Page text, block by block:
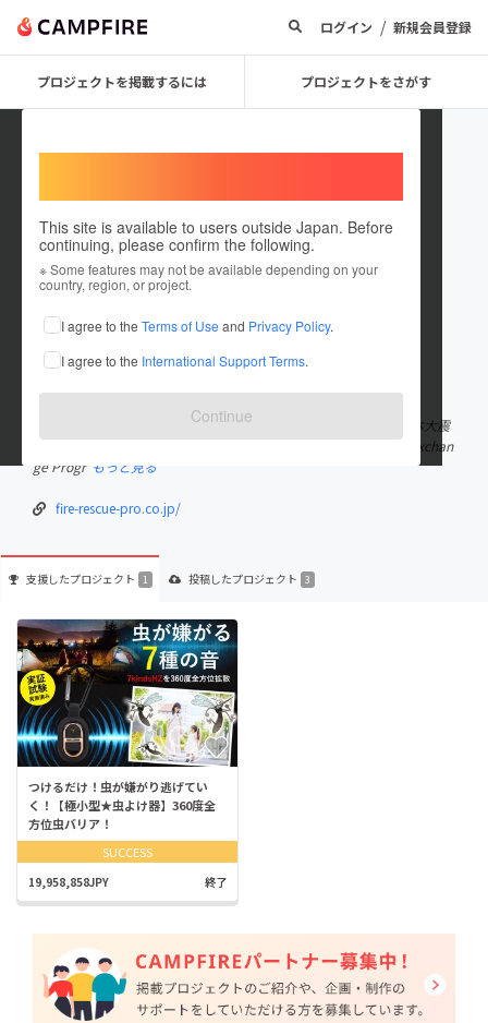
ログイン / 新規会員登録
プロジェクトを掲載するには プロジェクトをさがす
This site is available to users outside Japan. Before
continuing, please confirm the following.
※ Some features may not be available depending on your
country, region, or project.
I agree to the Terms of Use and Privacy Policy.
I agree to the International Support Terms.
Continue
株式会社 Fire Rescue PRO
これまでに1回支援して3件のプロジェクトを投稿しています
在住国：日本 現在地：宮城県
出身国：日本 出身地：神奈川県
2006年 鳥取県の消防局へ入職（消防士になる） 2011年 東日本大震
災の緊急援助隊にて出場 ※出動 2012年 カナダ「Firefighter Exchan
ge Progr もっと見る
fire-rescue-pro.co.jp/
支援したプロジェクト 1 投稿したプロジェクト 3
つけるだけ！虫が嫌がり逃げてい
く！【極小型★虫よけ器】360度全
方位虫バリア！
SUCCESS
19,958,858JPY 終了